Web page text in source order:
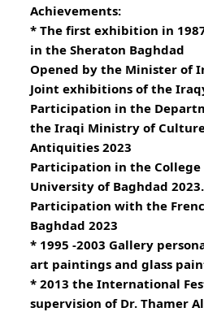
Achievements:
* The first exhibition in
in the Sheraton Baghdad
Opened by the Minister of
Joint exhibitions of the
Participation in the
the Iraqi Ministry of
Antiquities 2023
Participation in the College
University of Baghdad 2023.
Participation with the
Baghdad 2023
* 1995 -2003 Gallery
art paintings and glass
* 2013 the International
supervision of Dr. Thamer